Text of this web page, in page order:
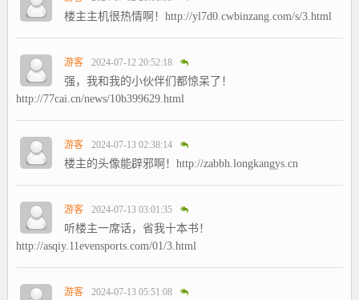
楼主主机很热情啊！http://yl7d0.cwbinzang.com/s/3.html
游客 2024-07-12 20:52:18
强，我和我的小伙伴们都惊呆了！
http://77cai.cn/news/10b399629.html
游客 2024-07-13 02:38:14
楼主的头像能辟邪啊！http://zabbh.longkangys.cn
游客 2024-07-13 03:01:35
听楼主一席话，省我十本书！
http://asqiy.11evensports.com/01/3.html
游客 2024-07-13 05:51:08